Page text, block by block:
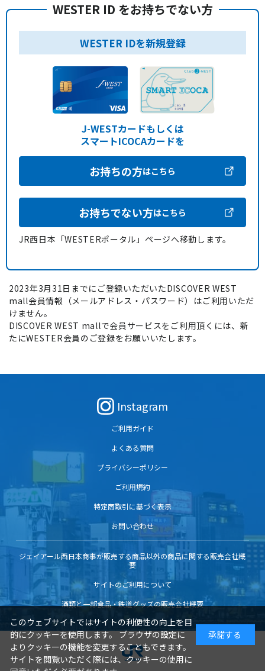
WESTER ID をお持ちでない方
WESTER IDを新規登録
J-WESTカードもしくは
スマートICOCAカードを
お持ちの方はこちら
お持ちでない方はこちら
JR西日本「WESTERポータル」ページへ移動します。
2023年3月31日までにご登録いただいたDISCOVER WEST
mall会員情報（メールアドレス・パスワード）はご利用いただ
けません。
DISCOVER WEST mallで会員サービスをご利用頂くには、新
たにWESTER会員のご登録をお願いいたします。
Instagram
ご利用ガイド
よくある質問
プライバシーポリシー
ご利用規約
特定商取引に基づく表示
お問い合わせ
ジェイアール西日本商事が販売する商品以外の商品に関する販売会社概
要
サイトのご利用について
酒類と一部食品・鉄道グッズの販売会社概要
このウェブサイトではサイトの利便性の向上を目
的にクッキーを使用します。 ブラウザの設定に
よりクッキーの機能を変更することもできます。
サイトを閲覧いただく際には、クッキーの使用に
承諾する